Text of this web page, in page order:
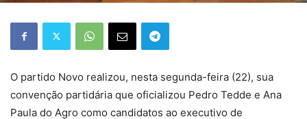
O partido Novo realizou, nesta segunda-feira (22), sua
convenção partidária que oficializou Pedro Tedde e Ana
Paula do Agro como candidatos ao executivo de